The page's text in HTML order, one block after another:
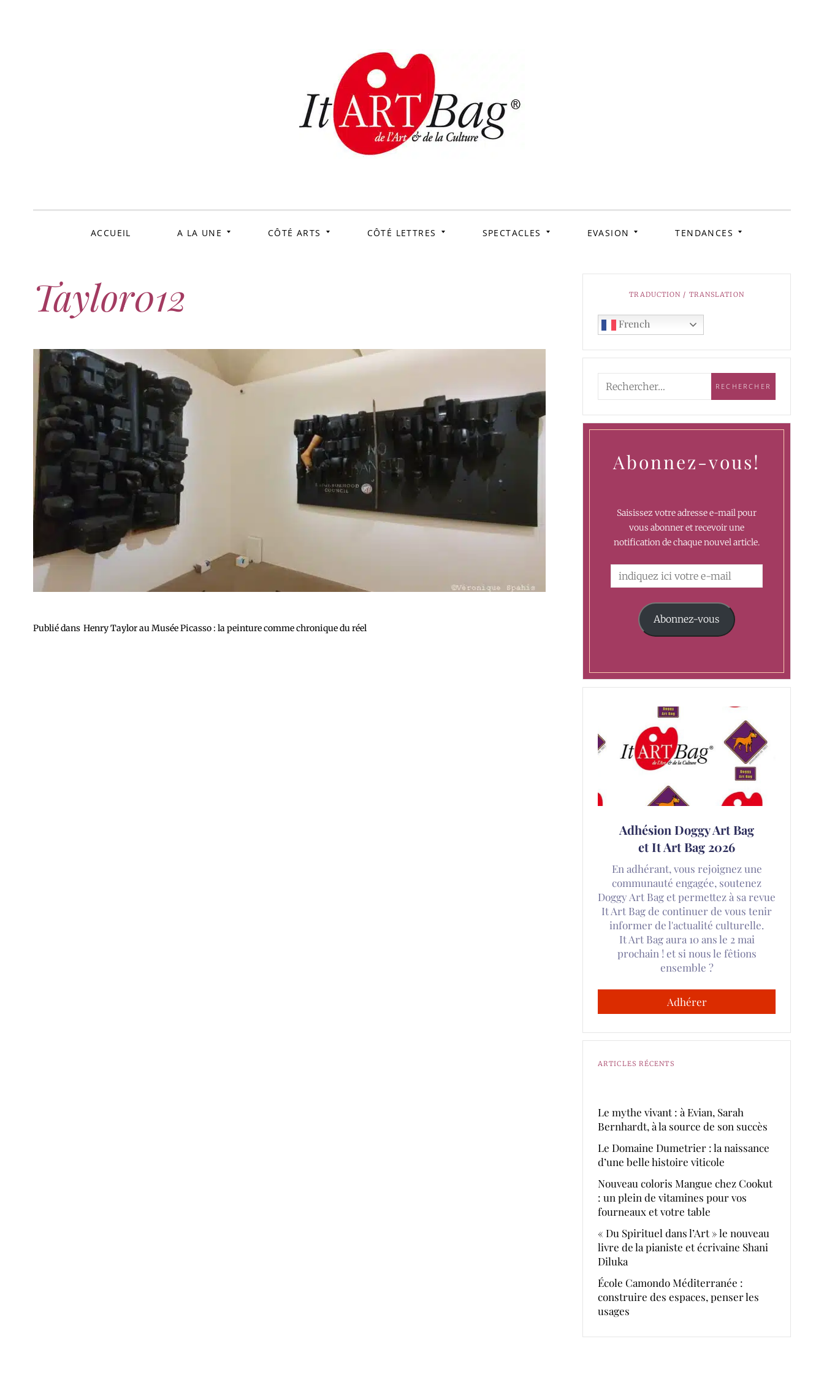
ItArtBag
ACCUEIL A LA UNE CÔTÉ ARTS CÔTÉ LETTRES SPECTACLES EVASION TENDANCES
Taylor012
Publié dans Henry Taylor au Musée Picasso : la peinture comme chronique du réel
TRADUCTION / TRANSLATION
French
Abonnez-vous!
Saisissez votre adresse e-mail pour
vous abonner et recevoir une
notification de chaque nouvel article.
Abonnez-vous
Adhésion Doggy Art Bag
et It Art Bag 2026
En adhérant, vous rejoignez une
communauté engagée, soutenez
Doggy Art Bag et permettez à sa revue
It Art Bag de continuer de vous tenir
informer de l'actualité culturelle.
It Art Bag aura 10 ans le 2 mai
prochain ! et si nous le fêtions
ensemble ?
Adhérer
ARTICLES RÉCENTS
Le mythe vivant : à Evian, Sarah
Bernhardt, à la source de son succès
Le Domaine Dumetrier : la naissance
d’une belle histoire viticole
Nouveau coloris Mangue chez Cookut
: un plein de vitamines pour vos
fourneaux et votre table
« Du Spirituel dans l’Art » le nouveau
livre de la pianiste et écrivaine Shani
Diluka
École Camondo Méditerranée :
construire des espaces, penser les
usages